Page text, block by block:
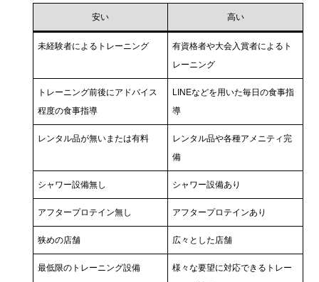
安い 高い
未経験者によるトレーニング
有資格者や大会入賞者によるト
レーニング
トレーニング前後にアドバイス
程度の食事指導
LINEなどを用いた毎日の食事指
導
レンタル品が無いまたは有料
レンタル品や各種アメニティ完
備
シャワー設備無し シャワー設備あり
アフタープロテイン無し アフタープロテインあり
狭めの店舗 広々とした店舗
最低限のトレーニング設備
様々な要望に対応できるトレー